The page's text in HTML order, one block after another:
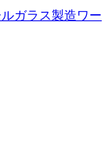
ガラス製造ワー